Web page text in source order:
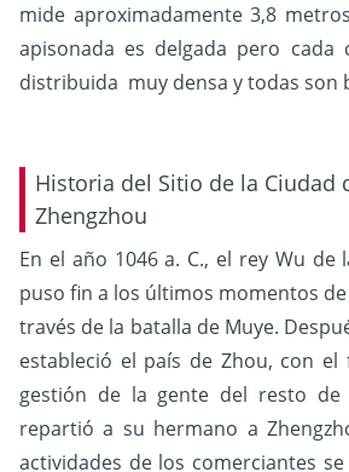
mide aproximadamente 3,8
apisonada es delgada pero cada
distribuida muy densa y todas son
Historia del Sitio de la Ciudad
Zhengzhou
En el año 1046 a. C., el rey Wu de
puso fin a los últimos momentos
través de la batalla de Muye.
estableció el país de Zhou, con
gestión de la gente del resto de
repartió a su hermano a
actividades de los comerciantes